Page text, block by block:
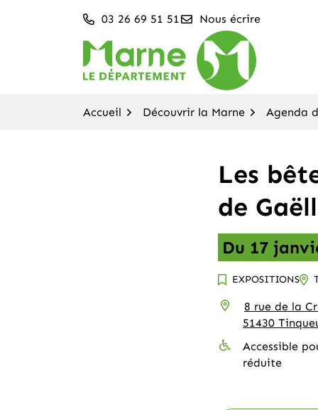
03 26 69 51 51 Nous écrire
Département de la
Accueil Découvrir la Marne Agenda
Les
de
Du 17
EXPOSITIONS
INFOS UTILES
8 rue de la
51430
Accessible
réduite